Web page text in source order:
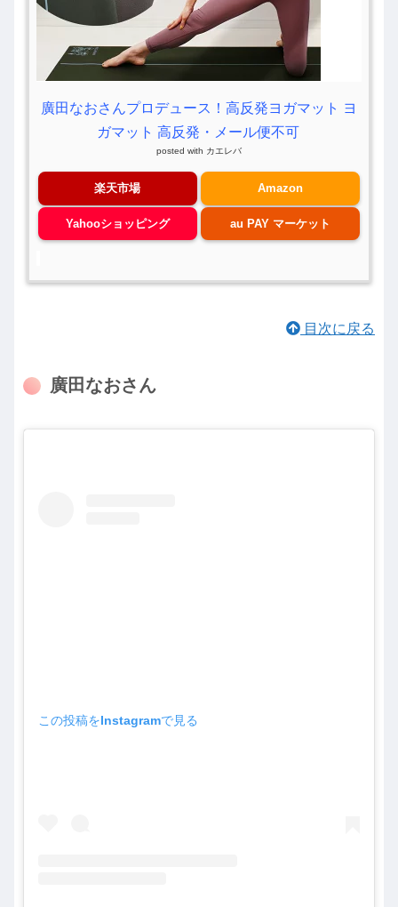
廣田なおさんプロデュース！高反発ヨガマット ヨ
ガマット 高反発・メール便不可
posted with カエレバ
楽天市場 Amazon
Yahooショッピング au PAY マーケット
目次に戻る
廣田なおさん
この投稿をInstagramで見る